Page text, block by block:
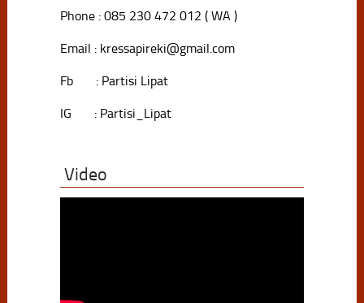
Phone : 085 230 472 012 ( WA )
Email : kressapireki@gmail.com
Fb : Partisi Lipat
IG : Partisi_Lipat
Video